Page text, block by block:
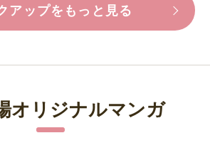
アップをもっと見る
オリジナルマンガ